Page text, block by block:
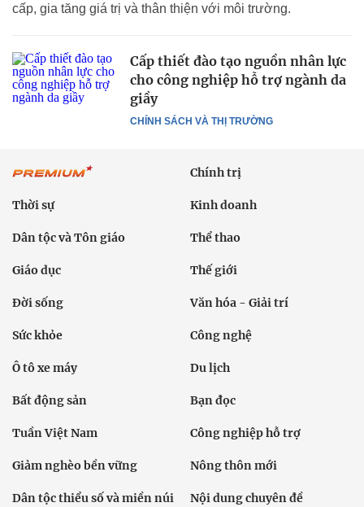
cấp, gia tăng giá trị và thân thiện với môi trường.
CHÍNH SÁCH VÀ THỊ TRƯỜNG
Cấp thiết đào tạo nguồn nhân lực
cho công nghiệp hỗ trợ ngành da
giầy
Chính trị
Thời sự Kinh doanh
Dân tộc và Tôn giáo Thể thao
Giáo dục Thế giới
Đời sống Văn hóa - Giải trí
Sức khỏe Công nghệ
Ô tô xe máy Du lịch
Bất động sản Bạn đọc
Tuần Việt Nam Công nghiệp hỗ trợ
Giảm nghèo bền vững Nông thôn mới
Dân tộc thiểu số và miền núi Nội dung chuyên đề